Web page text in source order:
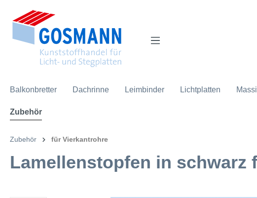
springen
Balkonbretter Dachrinne Leimbinder Lichtplatten
Zubehör
Zubehör für Vierkantrohre
Lamellenstopfen in schwarz